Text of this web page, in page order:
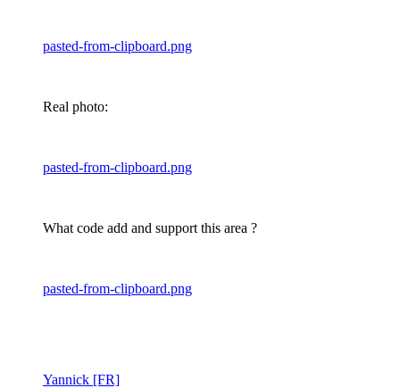
pasted-from-clipboard.png
Real photo:
pasted-from-clipboard.png
What code add and support this area ?
pasted-from-clipboard.png
Yannick [FR]